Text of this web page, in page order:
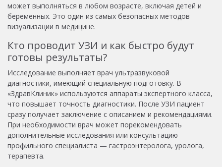
может выполняться в любом возрасте, включая детей и
беременных. Это один из самых безопасных методов
визуализации в медицине.
Кто проводит УЗИ и как быстро будут
готовы результаты?
Исследование выполняет врач ультразвуковой
диагностики, имеющий специальную подготовку. В
«ЗдравКлиник» используются аппараты экспертного класса,
что повышает точность диагностики. После УЗИ пациент
сразу получает заключение с описанием и рекомендациями.
При необходимости врач может порекомендовать
дополнительные исследования или консультацию
профильного специалиста — гастроэнтеролога, уролога,
терапевта.